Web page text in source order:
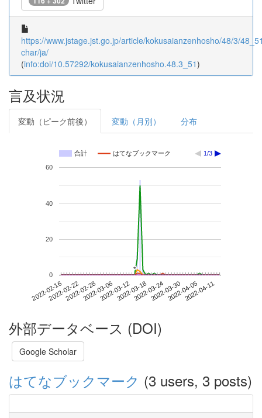
https://www.jstage.jst.go.jp/article/kokusaianzenhosho/48/3/
char/ja/
(info:doi/10.57292/kokusaianzenhosho.48.3_51)
言及状況
変動（ピーク前後） 変動（月別） 分布
合計 はてなブックマーク 1/3
2022-02-162022-02-222022-02-282022-03-062022-03-122022-03-182022-03-242022-03-302022-04-052022-04-11
0
20
40
60
*
*
外部データベース (DOI)
Google Scholar
はてなブックマーク (3 users, 3 posts)